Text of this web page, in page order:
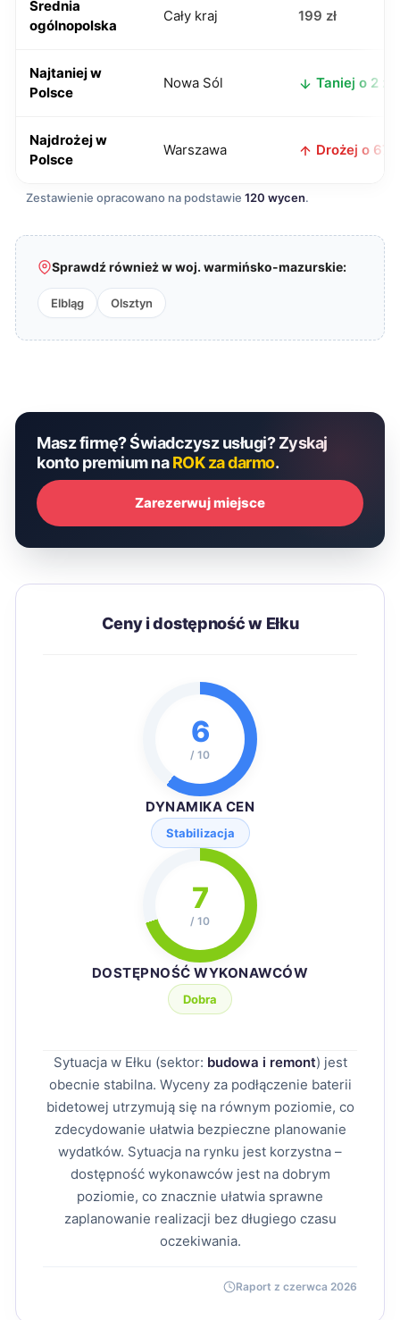
Średnia
ogólnopolska
Cały kraj 199 zł
Najtaniej w
Polsce
Nowa Sól Taniej o 2 zł
Najdrożej w
Polsce
Warszawa Drożej o 67
Zestawienie opracowano na podstawie 120 wycen.
Sprawdź również w woj. warmińsko-mazurskie:
Elbląg Olsztyn
Masz firmę? Świadczysz usługi? Zyskaj
konto premium naROK za darmo.
Zarezerwuj miejsce
Ceny i dostępność w Ełku
6
/ 10
DYNAMIKA CEN
Stabilizacja
7
/ 10
DOSTĘPNOŚĆ WYKONAWCÓW
Dobra
Sytuacja w Ełku (sektor: budowa i remont) jest
obecnie stabilna. Wyceny za podłączenie baterii
bidetowej utrzymują się na równym poziomie, co
zdecydowanie ułatwia bezpieczne planowanie
wydatków. Sytuacja na rynku jest korzystna –
dostępność wykonawców jest na dobrym
poziomie, co znacznie ułatwia sprawne
zaplanowanie realizacji bez długiego czasu
oczekiwania.
Raport z czerwca 2026